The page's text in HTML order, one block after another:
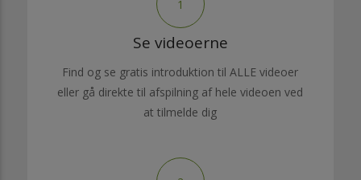
1
Se videoerne
Find og se gratis introduktion til ALLE videoer
eller gå direkte til afspilning af hele videoen ved
at tilmelde dig